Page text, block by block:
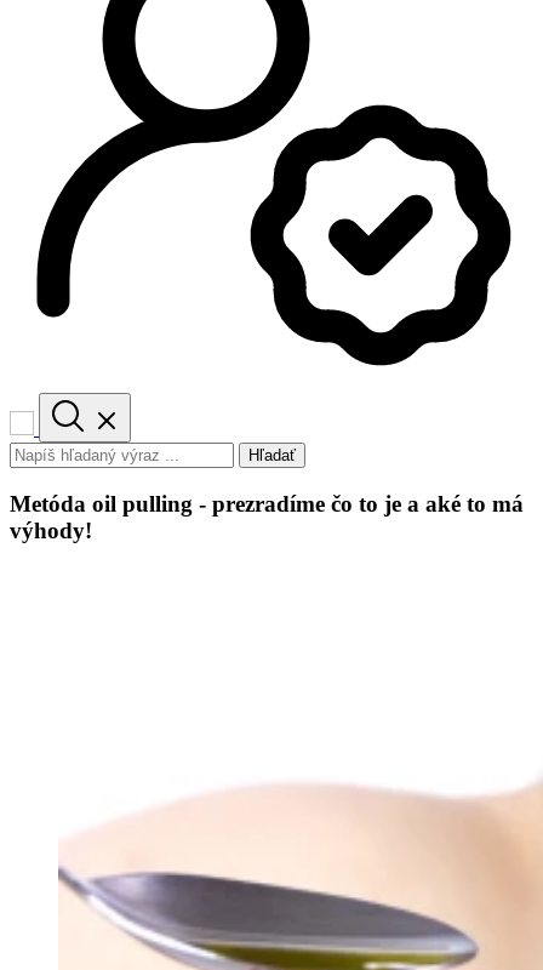
Hľadať
Metóda oil pulling - prezradíme čo to je a aké to má
výhody!